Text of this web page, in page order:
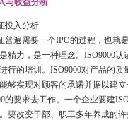
与收益分析
投入分析
普遍需要一个IPO的过程，也就
精力，是一种理念。ISO9000
行的培训。ISO9000对产品的
够实现对顾客的承诺并据以建
的要求去工作。一个企业要建
要改变干部、职工多年养成的